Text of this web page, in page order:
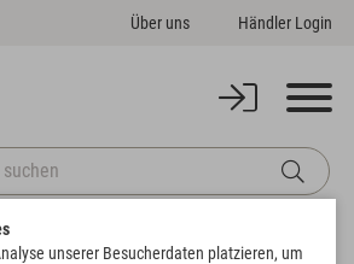
Über uns Händler Login
unserer Besucherdaten platzieren, um